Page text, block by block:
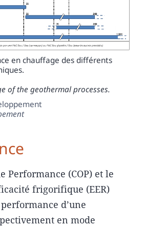
en chauffage des différents
of the geothermal processes.
Performance (COP) et le
frigorifique (EER)
d’une
en mode